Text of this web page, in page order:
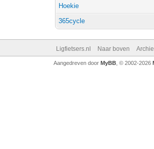
Hoekie
365cycle
Ligfietsers.nl Naar boven
Aangedreven door MyBB, © 2002-2026